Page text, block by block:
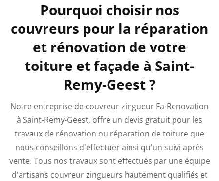
Pourquoi choisir nos
couvreurs pour la réparation
et rénovation de votre
toiture et façade à Saint-
Remy-Geest ?
Notre entreprise de couvreur zingueur Fa-Renovation
à Saint-Remy-Geest, offre un devis gratuit pour les
travaux de rénovation ou réparation de toiture que
nous conseillons d'effectuer ainsi qu'un suivi après
vente. Tous nos travaux sont effectués par une équipe
d'artisans couvreur zingueurs hautement qualifiés et